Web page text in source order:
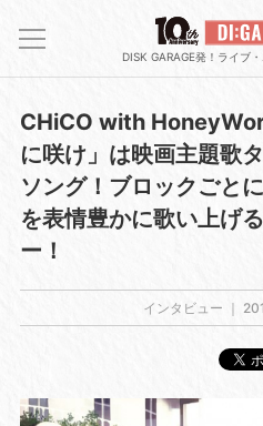
DISK GARAGE発！ライブ
CHiCO with
に咲け」は映画主題歌
ソング！ブロックごと
を表情豊かに歌い上げ
ー！
インタビュー ｜